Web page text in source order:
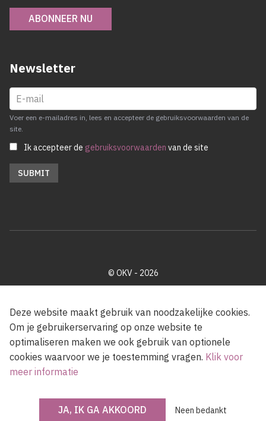
ABONNEER NU
Newsletter
Voer een e-mailadres in, lees en accepteer de gebruiksvoorwaarden van de
site.
Ik accepteer de gebruiksvoorwaarden van de site
© OKV - 2026
Met steun van de Vlaamse Gemeenschap
Deze website maakt gebruik van noodzakelijke cookies.
Om je gebruikerservaring op onze website te
optimaliseren maken we ook gebruik van optionele
cookies waarvoor we je toestemming vragen. Klik voor
meer informatie
JA, IK GA AKKOORD Neen bedankt